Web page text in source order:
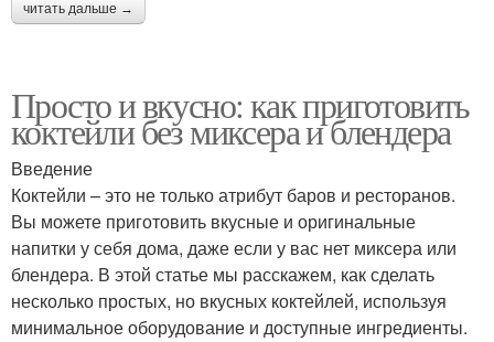
читать дальше →
Просто и вкусно: как приготовить
коктейли без миксера и блендера
Введение
Коктейли – это не только атрибут баров и ресторанов.
Вы можете приготовить вкусные и оригинальные
напитки у себя дома, даже если у вас нет миксера или
блендера. В этой статье мы расскажем, как сделать
несколько простых, но вкусных коктейлей, используя
минимальное оборудование и доступные ингредиенты.